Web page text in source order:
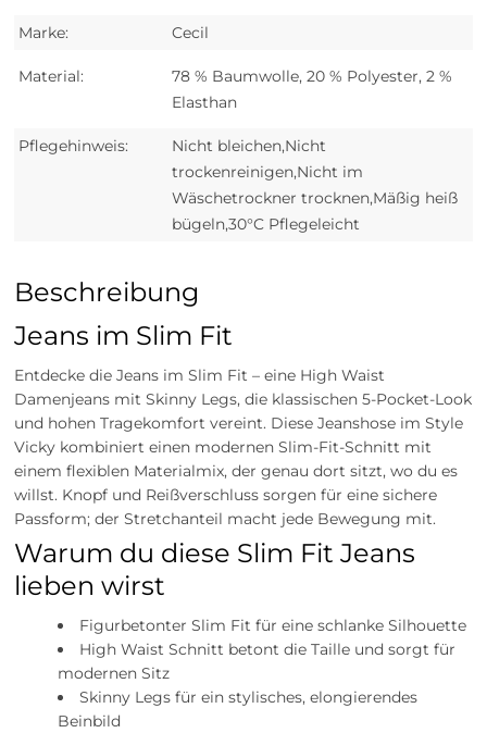
Marke: Cecil
Material:
78 % Baumwolle, 20 % Polyester, 2 %
Elasthan
Pflegehinweis:
Nicht bleichen,Nicht
trockenreinigen,Nicht im
Wäschetrockner trocknen,Mäßig heiß
bügeln,30°C Pflegeleicht
Beschreibung
Jeans im Slim Fit
Entdecke die Jeans im Slim Fit – eine High Waist
Damenjeans mit Skinny Legs, die klassischen 5-Pocket-Look
und hohen Tragekomfort vereint. Diese Jeanshose im Style
Vicky kombiniert einen modernen Slim-Fit-Schnitt mit
einem flexiblen Materialmix, der genau dort sitzt, wo du es
willst. Knopf und Reißverschluss sorgen für eine sichere
Passform; der Stretchanteil macht jede Bewegung mit.
Warum du diese Slim Fit Jeans
lieben wirst
Figurbetonter Slim Fit für eine schlanke Silhouette
High Waist Schnitt betont die Taille und sorgt für
modernen Sitz
Skinny Legs für ein stylisches, elongierendes
Beinbild